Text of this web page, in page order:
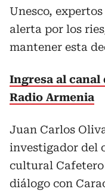
Unesco,
alerta por los
mantener esta
Ingresa al canal
Radio Armenia
Juan Carlos
investigador del
cultural Cafetero
diálogo con